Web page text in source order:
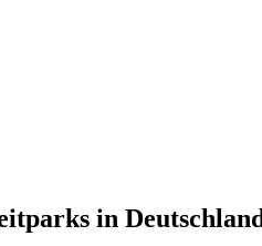
in Deutschland